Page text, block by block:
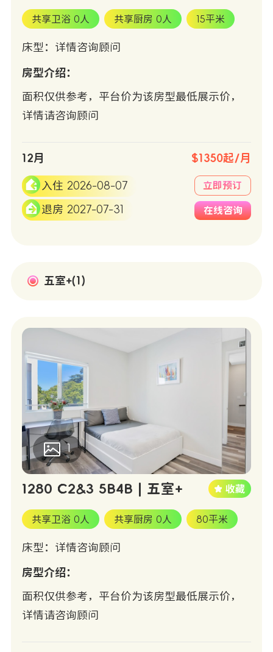
共享卫浴 0人 共享厨房 0人 15平米
床型：详情咨询顾问
房型介绍：
面积仅供参考，平台价为该房型最低展示价，
详情请咨询顾问
12月 $1350起/月
入住 2026-08-07
退房 2027-07-31
立即预订
在线咨询
五室+(1)
1
1280 C2&3 5B4B | 五室+
共享卫浴 0人 共享厨房 0人 80平米
床型：详情咨询顾问
房型介绍：
面积仅供参考，平台价为该房型最低展示价，
详情请咨询顾问